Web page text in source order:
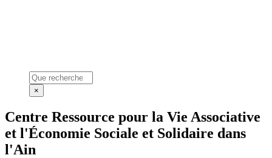
×
Centre Ressource pour la Vie Associative
et l'Économie Sociale et Solidaire dans
l'Ain